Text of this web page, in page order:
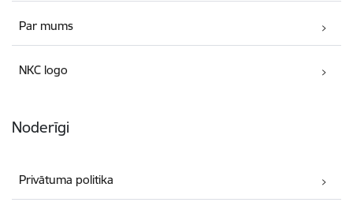
Par mums
NKC logo
Noderīgi
Privātuma politika